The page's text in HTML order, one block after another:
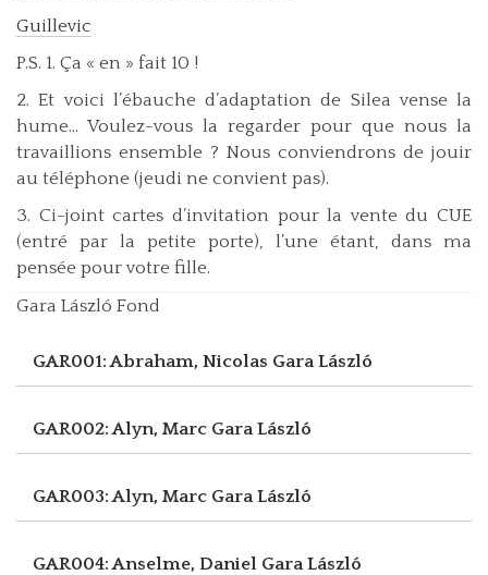
Guillevic
P.S. 1. Ça « en » fait 10 !
2. Et voici l’ébauche d’adaptation de Silea vense la
hume... Voulez-vous la regarder pour que nous la
travaillions ensemble ? Nous conviendrons de jouir
au téléphone (jeudi ne convient pas).
3. Ci-joint cartes d’invitation pour la vente du CUE
(entré par la petite porte), l’une étant, dans ma
pensée pour votre fille.
Gara László Fond
GAR001: Abraham, Nicolas Gara László
GAR002: Alyn, Marc Gara László
GAR003: Alyn, Marc Gara László
GAR004: Anselme, Daniel Gara László